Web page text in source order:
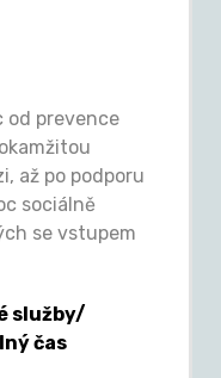
od prevence
až po podporu
sociálně
se vstupem
služby/
čas